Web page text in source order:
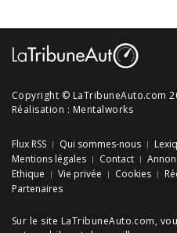
Copyright © LaTribuneAuto.com
Réalisation : Mentalworks
Flux RSS Qui sommes-nous
Mentions légales
Contact
Ethique
Vie privée Cookies
Partenaires
Sur le site LaTribuneAuto.com,